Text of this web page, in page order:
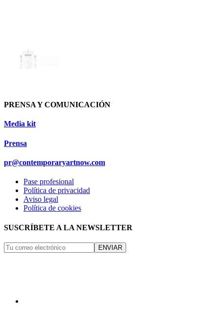
PRENSA Y COMUNICACIÓN
Media kit
Prensa
pr@contemporaryartnow.com
Pase profesional
Política de privacidad
Aviso legal
Política de cookies
SUSCRÍBETE A LA NEWSLETTER
ENVIAR